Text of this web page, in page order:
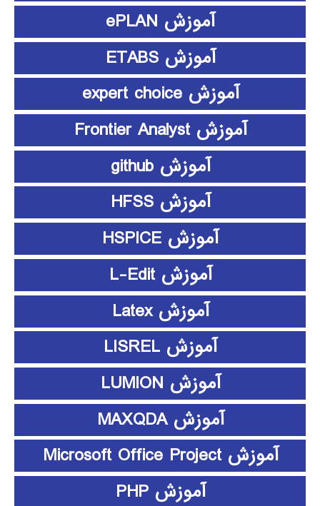
آموزش ePLAN
آموزش ETABS
آموزش expert choice
آموزش Frontier Analyst
آموزش github
آموزش HFSS
آموزش HSPICE
آموزش L-Edit
آموزش Latex
آموزش LISREL
آموزش LUMION
آموزش MAXQDA
آموزش Microsoft Office Project
آموزش PHP